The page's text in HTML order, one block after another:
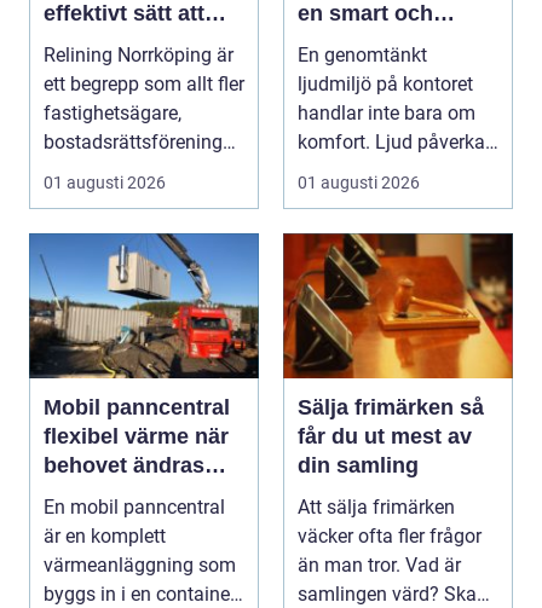
effektivt sätt att
förnya avloppsrör
utan stambyte
Relining Norrköping är
ett begrepp som allt fler
fastighetsägare,
bostadsrättsföreningar
och villaäg...
01 augusti 2026
en smart och
hållbar ljudmiljö
En genomtänkt
ljudmiljö på kontoret
handlar inte bara om
komfort. Ljud påverkar
koncentration, stres...
01 augusti 2026
Mobil panncentral
flexibel värme när
behovet ändras
snabbt
En mobil panncentral
är en komplett
värmeanläggning som
byggs in i en container
Sälja frimärken så
får du ut mest av
din samling
Att sälja frimärken
väcker ofta fler frågor
än man tror. Vad är
samlingen värd? Ska